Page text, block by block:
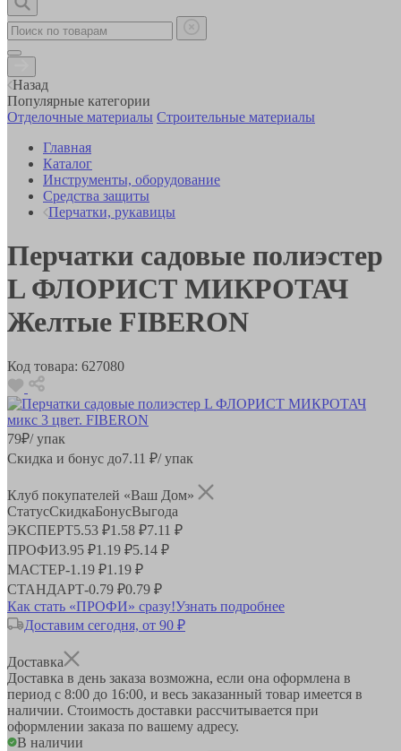
Назад
Популярные категории
Отделочные материалы Строительные материалы
Главная
Каталог
Инструменты, оборудование
Средства защиты
Перчатки, рукавицы
Перчатки садовые полиэстер
L ФЛОРИСТ МИКРОТАЧ
Желтые FIBERON
Код товара: 627080
79₽/ упак
Скидка и бонус до7.11 ₽/ упак
Клуб покупателей «Ваш Дом»
СтатусСкидкаБонусВыгода
ЭКСПЕРТ5.53 ₽1.58 ₽7.11 ₽
ПРОФИ3.95 ₽1.19 ₽5.14 ₽
МАСТЕР-1.19 ₽1.19 ₽
СТАНДАРТ-0.79 ₽0.79 ₽
Как стать «ПРОФИ» сразу!Узнать подробнее
Доставим сегодня, от 90 ₽
Доставка
Доставка в день заказа возможна, если она оформлена в
период с 8:00 до 16:00, и весь заказанный товар имеется в
наличии. Стоимость доставки рассчитывается при
оформлении заказа по вашему адресу.
В наличии